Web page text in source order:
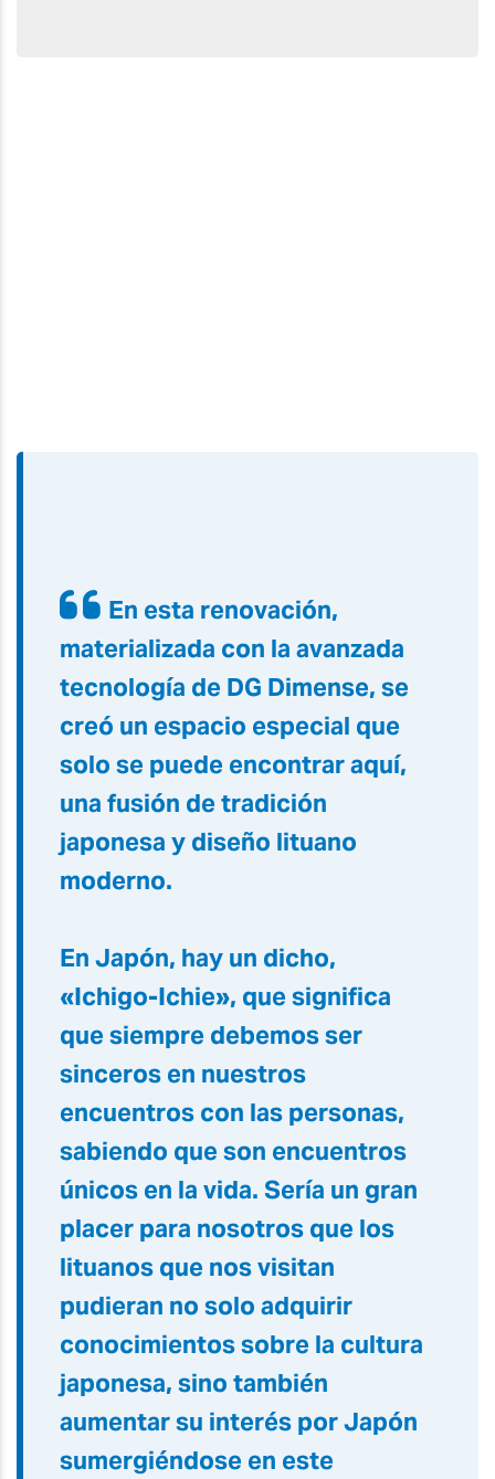
En esta renovación,
materializada con la avanzada
tecnología de DG Dimense, se
creó un espacio especial que
solo se puede encontrar aquí,
una fusión de tradición
japonesa y diseño lituano
moderno.
En Japón, hay un dicho,
«Ichigo-Ichie», que significa
que siempre debemos ser
sinceros en nuestros
encuentros con las personas,
sabiendo que son encuentros
únicos en la vida. Sería un gran
placer para nosotros que los
lituanos que nos visitan
pudieran no solo adquirir
conocimientos sobre la cultura
japonesa, sino también
aumentar su interés por Japón
sumergiéndose en este